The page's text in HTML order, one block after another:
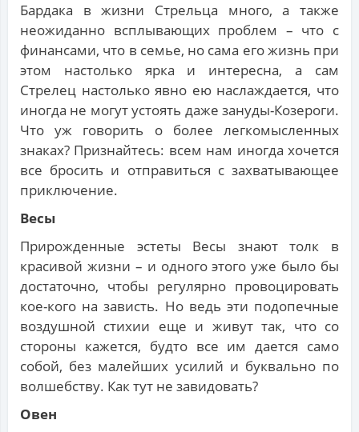
Бардака в жизни Стрельца много, а также
неожиданно всплывающих проблем – что с
финансами, что в семье, но сама его жизнь при
этом настолько ярка и интересна, а сам
Стрелец настолько явно ею наслаждается, что
иногда не могут устоять даже зануды-Козероги.
Что уж говорить о более легкомысленных
знаках? Признайтесь: всем нам иногда хочется
все бросить и отправиться с захватывающее
приключение.
Весы
Прирожденные эстеты Весы знают толк в
красивой жизни – и одного этого уже было бы
достаточно, чтобы регулярно провоцировать
кое-кого на зависть. Но ведь эти подопечные
воздушной стихии еще и живут так, что со
стороны кажется, будто все им дается само
собой, без малейших усилий и буквально по
волшебству. Как тут не завидовать?
Овен